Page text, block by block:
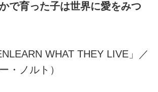
で育った子は世界に愛をみつ
WHAT THEY LIVE」／
・ノルト）